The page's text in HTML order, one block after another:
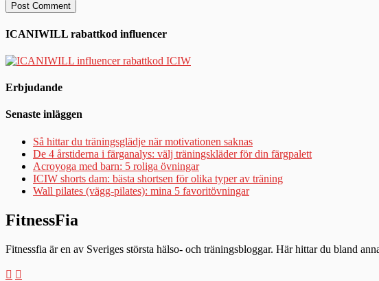
ICANIWILL rabattkod influencer
Erbjudande
Senaste inläggen
Så hittar du träningsglädje när motivationen saknas
De 4 årstiderna i färganalys: välj träningskläder för din färgpalett
Acroyoga med barn: 5 roliga övningar
ICIW shorts dam: bästa shortsen för olika typer av träning
Wall pilates (vägg-pilates): mina 5 favoritövningar
FitnessFia
Fitnessfia är en av Sveriges största hälso- och träningsbloggar. Här hittar du bland